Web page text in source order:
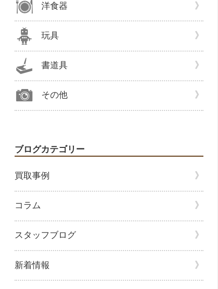
洋食器
玩具
書道具
その他
ブログカテゴリー
買取事例
コラム
スタッフブログ
新着情報